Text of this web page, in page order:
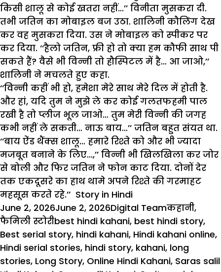
किसी शालू से कोई खतरा नहीं…’’ विनीता मुसकरा दी.
तभी जतिन का मोबाइल बज उठा. शालिनी कौलिंग देख
कर वह मुसकरा दिया. उस ने मोबाइल को स्पीकर पर
कर दिया. ‘‘हैलो जतिन, फ्री हो तो क्या हम कौफी साथ पी
सकते हैं? वैसे भी विन्नी तो हौस्पिटल में है… आ जाओ,’’
शालिनी ने मचलते हुए कहा.
‘‘विन्नी कहीं भी हो, हमेशा मेरे साथ मेरे दिल में होती है.
और हां, यदि तुम ने मुझे ले कर कोई गलतफहमी पाल
रखी है तो प्लीज भूल जाओ… तुम मेरी विन्नी की जगह
कभी नहीं ले सकती… नाऊ बाय…’’ जतिन बहुत संयत था.
‘‘बाय ऐंड थैंक्स शालू… हमारे रिश्ते को और भी ज्यादा
मजबूत बनाने के लिए…,’’ विन्नी भी खिलखिला कर जोर
से बोली और फिर जतिन ने फोन काट दिया. दोनों देर
तक एकदूसरे का हाथ थामे अपने रिश्ते की गरमाहट
महसूस करते रहे.’’ Story in Hindi
Posted
on
June 2, 2026June 2, 2026Author
Digital TeamCategories
कहानी,
फैमिली स्टोरीTags
best hindi kahani, best hindi story,
Best serial story, hindi kahani, Hindi kahani online,
Hindi serial stories, hindi story, kahani, long
stories, Long Story, Online Hindi Kahani, Saras salil